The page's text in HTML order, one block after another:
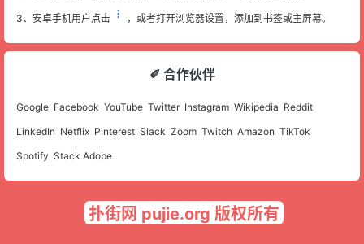
3、安卓手机用户点击 ，或者打开浏览器设置，添加到书签或主屏幕。
✐ 合作伙伴
Google Facebook YouTube Twitter Instagram Wikipedia Reddit
LinkedIn Netflix Pinterest Slack Zoom Twitch Amazon TikTok
Spotify Stack Adobe
扑街网 pujie.org 版权所有